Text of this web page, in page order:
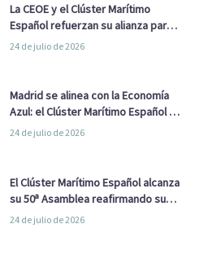
La CEOE y el Clúster Marítimo
Español refuerzan su alianza para
impulsar una estrategia Nacional
24 de julio de 2026
Madrid se alinea con la Economía
Azul: el Clúster Marítimo Español y
la Real Liga Naval avanzan alianzas
24 de julio de 2026
El Clúster Marítimo Español alcanza
su 50ª Asamblea reafirmando su
liderazgo en la Economía Azul
24 de julio de 2026